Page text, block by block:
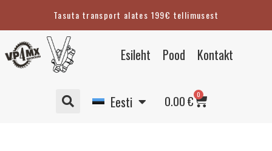
content
Tasuta transport alates 199€ tellimusest
Esileht Pood Kontakt
Eesti
Suomi
Deutsch
0.00€ 0
Cart